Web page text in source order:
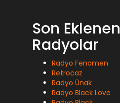
Son Eklenen
Radyolar
Radyo Fenomen
Retrocaz
Radyo Ünak
Radyo Black Love